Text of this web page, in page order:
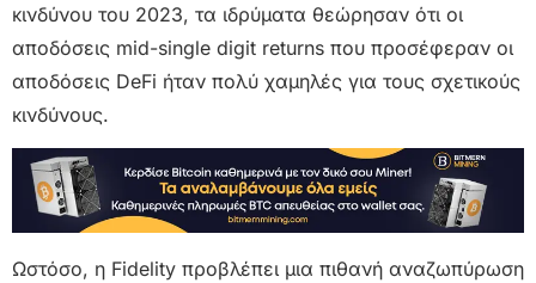
κινδύνου του 2023, τα ιδρύματα θεώρησαν ότι οι
αποδόσεις mid-single digit returns που προσέφεραν οι
αποδόσεις DeFi ήταν πολύ χαμηλές για τους σχετικούς
κινδύνους.
Ωστόσο, η Fidelity προβλέπει μια πιθανή αναζωπύρωση